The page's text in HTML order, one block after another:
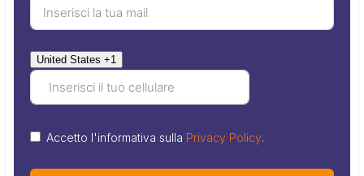
United States +1
Accetto l'informativa sulla Privacy Policy.